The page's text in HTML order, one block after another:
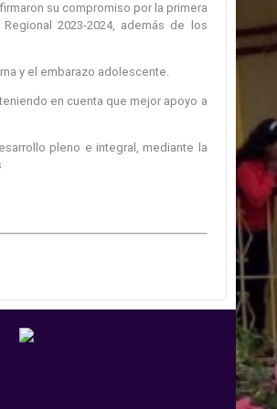
su compromiso por la primera
2023-2024, además de los
y el embarazo adolescente.
en cuenta que mejor apoyo a
pleno e integral, mediante la